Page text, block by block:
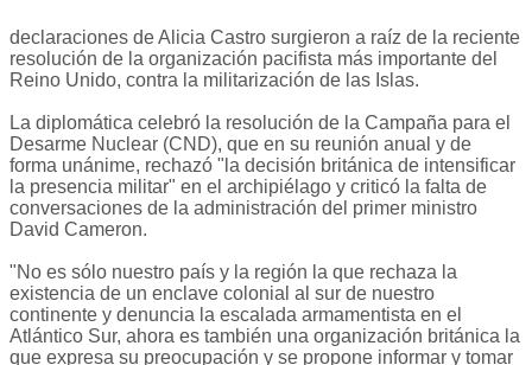
declaraciones de Alicia Castro surgieron a raíz de la reciente
resolución de la organización pacifista más importante del
Reino Unido, contra la militarización de las Islas.
La diplomática celebró la resolución de la Campaña para el
Desarme Nuclear (CND), que en su reunión anual y de
forma unánime, rechazó "la decisión británica de intensificar
la presencia militar" en el archipiélago y criticó la falta de
conversaciones de la administración del primer ministro
David Cameron.
"No es sólo nuestro país y la región la que rechaza la
existencia de un enclave colonial al sur de nuestro
continente y denuncia la escalada armamentista en el
Atlántico Sur, ahora es también una organización británica la
que expresa su preocupación y se propone informar y tomar